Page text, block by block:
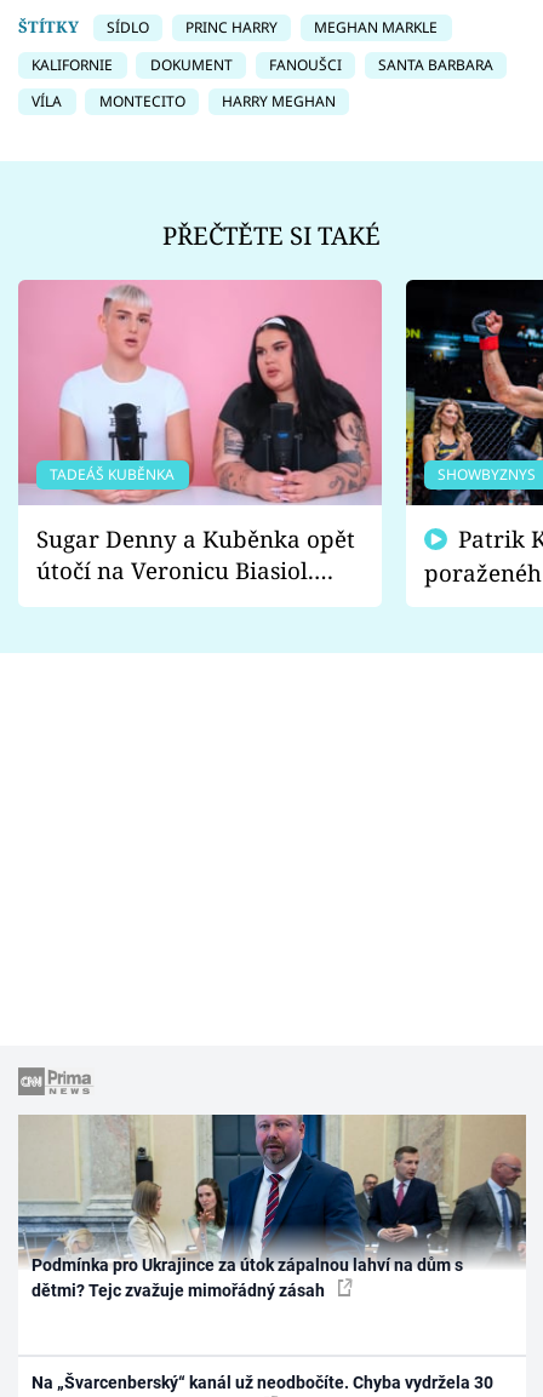
ŠTÍTKY SÍDLO PRINC HARRY
MEGHAN MARKLE
KALIFORNIE
DOKUMENT FANOUŠCI
SANTA BARBARA
VÍLA
MONTECITO HARRY MEGHAN
PŘEČTĚTE SI TAKÉ
TADEÁŠ KUBĚNKA
Sugar Denny a Kuběnka opět
útočí na Veronicu Biasiol.
Proč je podle nich falešná a
SHOWBYZNYS
fanoušci
Podmínka pro Ukrajince za útok zápalnou lahví na dům s
dětmi? Tejc zvažuje mimořádný zásah
Na „Švarcenberský“ kanál už neodbočíte. Chyba vydržela 30